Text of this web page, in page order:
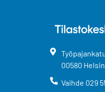
00580
Vaihde 029